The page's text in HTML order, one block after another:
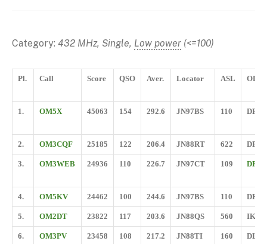
Category: 432 MHz, Single, Low power (<=100)
Pl. Call Score QSO Aver. Locator ASL ODX
1. OM5X 45063 154 292.6 JN97BS 110
2. OM3CQF 25185 122 206.4 JN88RT 622
3. OM3WEB 24936 110 226.7 JN97CT 109 DR9A
4. OM5KV 24462 100 244.6 JN97BS 110 DR9A
5. OM2DT 23822 117 203.6 JN88QS 560
6. OM3PV 23458 108 217.2 JN88TI 160